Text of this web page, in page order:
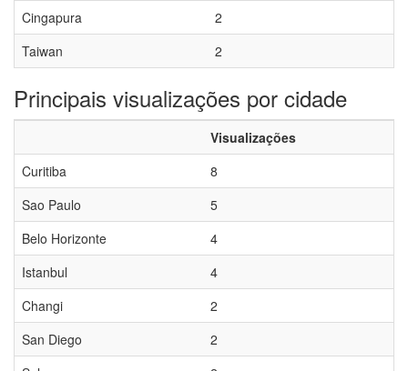
Cingapura
2
Taiwan
2
Principais visualizações por cidade
Visualizações
Curitiba
8
Sao Paulo
5
Belo Horizonte
4
Istanbul
4
Changi
2
San Diego
2